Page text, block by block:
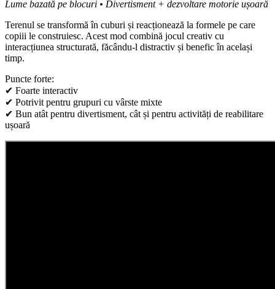
Lume bazată pe blocuri • Divertisment + dezvoltare motorie ușoară
Terenul se transformă în cuburi și reacționează la formele pe care
copiii le construiesc. Acest mod combină jocul creativ cu
interacțiunea structurată, făcându-l distractiv și benefic în același
timp.
Puncte forte:
✔ Foarte interactiv
✔ Potrivit pentru grupuri cu vârste mixte
✔ Bun atât pentru divertisment, cât și pentru activități de reabilitare
ușoară